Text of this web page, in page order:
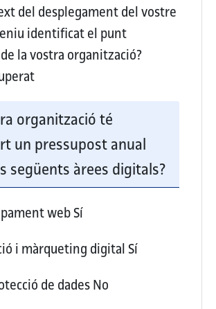
del desplegament del vostre
identificat el punt
la vostra organització?
organització té
un pressupost anual
següents àrees digitals?
webSí
i màrqueting digital Sí
de dadesNo